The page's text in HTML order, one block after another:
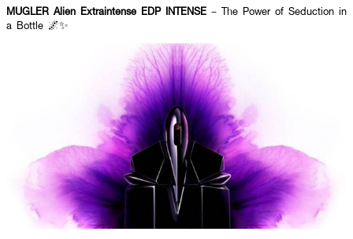
MUGLER Alien Extraintense EDP INTENSE – The Power of Seduction in
a Bottle 🌌✨